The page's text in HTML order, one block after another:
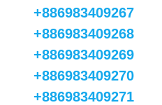
+886983409267
+886983409268
+886983409269
+886983409270
+886983409271